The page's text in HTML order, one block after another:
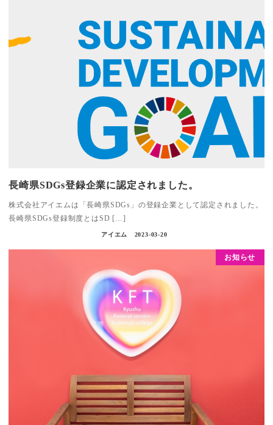
長崎県SDGs登録企業に認定されました。
株式会社アイエムは「長崎県SDGs」の登録企業として認定されました。
長崎県SDGs登録制度とはSD […]
アイエム 2023-03-20
お知らせ